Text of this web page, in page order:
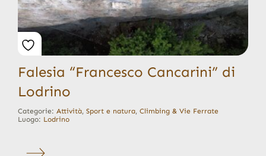
Falesia “Francesco Cancarini” di
Lodrino
Categorie: Attività, Sport e natura, Climbing & Vie Ferrate
Luogo: Lodrino